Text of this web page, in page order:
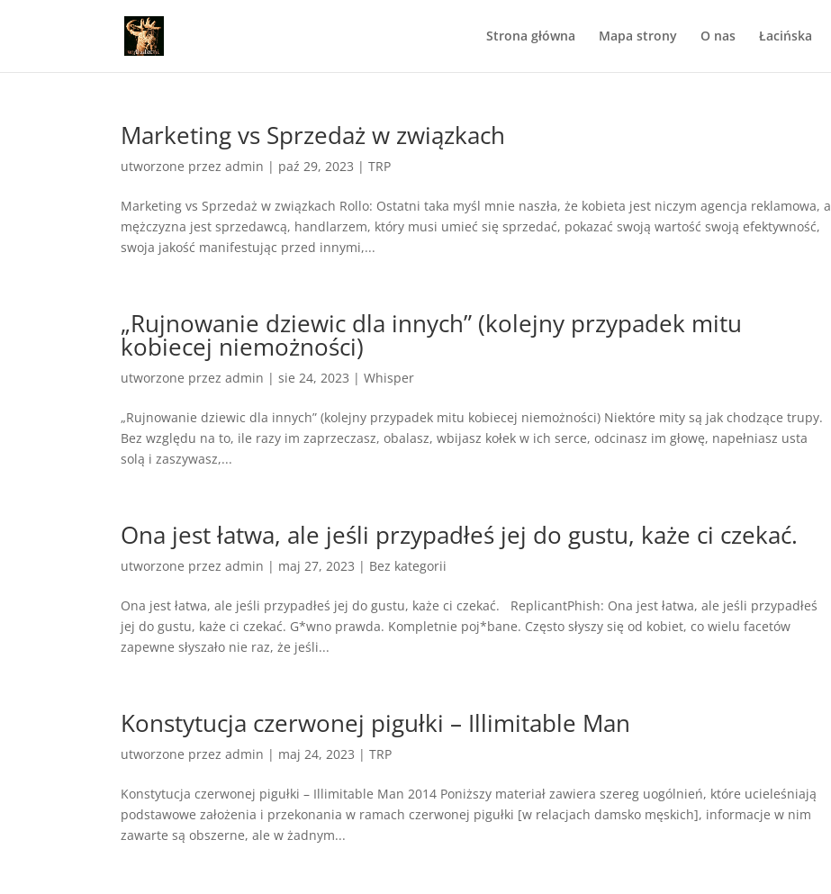
Strona główna Mapa strony O nas Łacińska
Marketing vs Sprzedaż w związkach
utworzone przezadmin | paź 29, 2023 |TRP
Marketing vs Sprzedaż w związkach Rollo: Ostatni taka myśl mnie naszła, że kobieta jest niczym agencja reklamowa, a
mężczyzna jest sprzedawcą, handlarzem, który musi umieć się sprzedać, pokazać swoją wartość swoją efektywność,
swoja jakość manifestując przed innymi,...
„Rujnowanie dziewic dla innych” (kolejny przypadek mitu
kobiecej niemożności)
utworzone przezadmin |sie 24, 2023 |Whisper
„Rujnowanie dziewic dla innych” (kolejny przypadek mitu kobiecej niemożności) Niektóre mity są jak chodzące trupy.
Bez względu na to, ile razy im zaprzeczasz, obalasz, wbijasz kołek w ich serce, odcinasz im głowę, napełniasz usta
solą i zaszywasz,...
Ona jest łatwa, ale jeśli przypadłeś jej do gustu, każe ci czekać.
utworzone przezadmin | maj 27, 2023 | Bez kategorii
Ona jest łatwa, ale jeśli przypadłeś jej do gustu, każe ci czekać. ReplicantPhish: Ona jest łatwa, ale jeśli przypadłeś
jej do gustu, każe ci czekać. G*wno prawda. Kompletnie poj*bane. Często słyszy się od kobiet, co wielu facetów
zapewne słyszało nie raz, że jeśli...
Konstytucja czerwonej pigułki – Illimitable Man
utworzone przezadmin | maj 24, 2023 |TRP
Konstytucja czerwonej pigułki – Illimitable Man 2014 Poniższy materiał zawiera szereg uogólnień, które ucieleśniają
podstawowe założenia i przekonania w ramach czerwonej pigułki [w relacjach damsko męskich], informacje w nim
zawarte są obszerne, ale w żadnym...